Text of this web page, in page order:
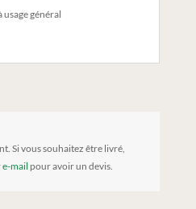
usage général
Si vous souhaitez être livré,
e-mail pour avoir un devis.